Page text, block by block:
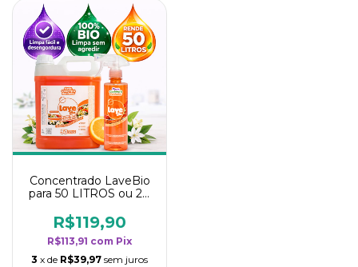
Concentrado LaveBio
para 50 LITROS ou 20
rendimento da
categoria - Flor de
Laranjeira
R$119,90
R$113,91 com Pix
3 x de R$39,97 sem juros